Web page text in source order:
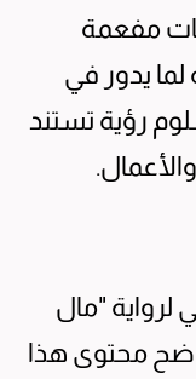
مفعمة
لما يدور في
رؤية تستند
لرواية "مال
محتوى هذا